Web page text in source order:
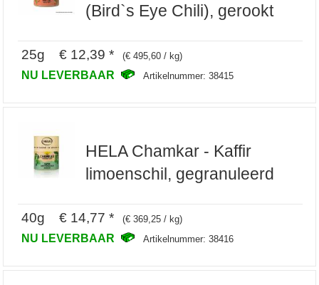
(Bird`s Eye Chili), gerookt
25g € 12,39 * (€ 495,60 / kg)
NU LEVERBAAR Artikelnummer: 38415
HELA Chamkar - Kaffir
limoenschil, gegranuleerd
40g € 14,77 * (€ 369,25 / kg)
NU LEVERBAAR Artikelnummer: 38416